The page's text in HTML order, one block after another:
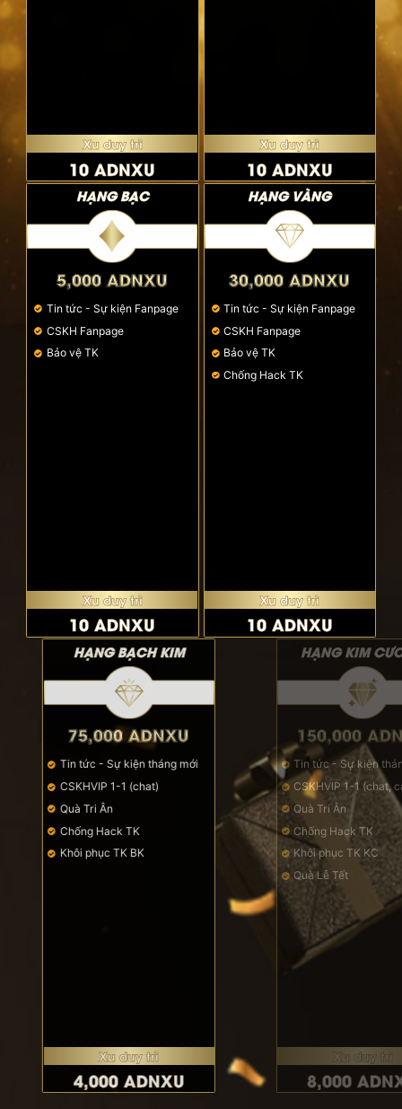
Xu duy trì
10 ADNXU
Xu duy trì
10 ADNXU
HẠNG BẠC
5,000 ADNXU
Tin tức - Sự kiện Fanpage
CSKH Fanpage
Bảo vệ TK
Xu duy trì
10 ADNXU
HẠNG VÀNG
30,000 ADNXU
Tin tức - Sự kiện Fanpage
CSKH Fanpage
Bảo vệ TK
Chống Hack TK
Xu duy trì
10 ADNXU
HẠNG BẠCH KIM
75,000 ADNXU
Tin tức - Sự kiện tháng mới
CSKHVIP 1-1 (chat)
Quà Tri Ân
Chống Hack TK
Khôi phục TK BK
Xu duy trì
4,000 ADNXU
HẠNG KIM CƯƠNG
150,000 ADNXU
Tin tức - Sự kiện tháng mới
CSKHVIP 1-1 (chat, call)
Quà Tri Ân
Chống Hack TK
Khôi phục TK KC
8,000 ADNXU